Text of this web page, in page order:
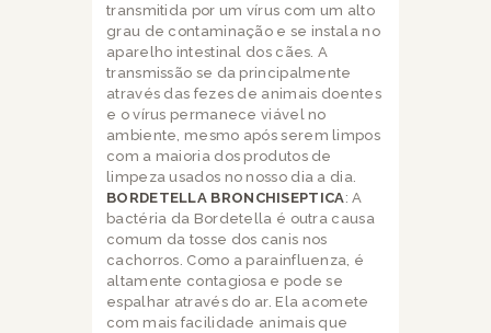
transmitida por um vírus com um alto
grau de contaminação e se instala no
aparelho intestinal dos cães. A
transmissão se da principalmente
através das fezes de animais doentes
e o vírus permanece viável no
ambiente, mesmo após serem limpos
com a maioria dos produtos de
limpeza usados no nosso dia a dia.
BORDETELLA BRONCHISEPTICA: A
bactéria da Bordetella é outra causa
comum da tosse dos canis nos
cachorros. Como a parainfluenza, é
altamente contagiosa e pode se
espalhar através do ar. Ela acomete
com mais facilidade animais que